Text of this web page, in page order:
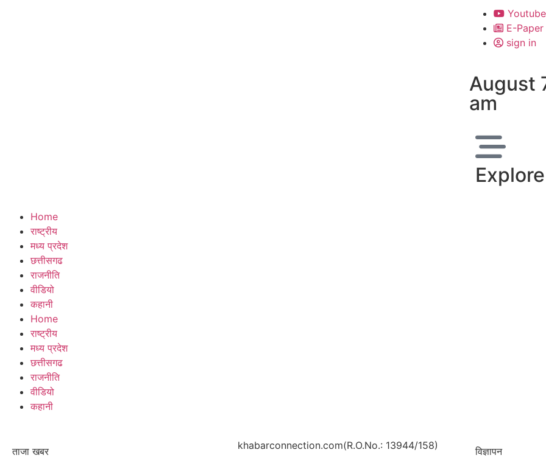
Youtube
E-Paper
sign in
August
am
Explore
Home
राष्ट्रीय
मध्य प्रदेश
छत्तीसगढ
राजनीति
वीडियो
कहानी
Home
राष्ट्रीय
मध्य प्रदेश
छत्तीसगढ
राजनीति
वीडियो
कहानी
ताजा खबर khabarconnection.com(R.O.No.: 13944/158) विज्ञापन